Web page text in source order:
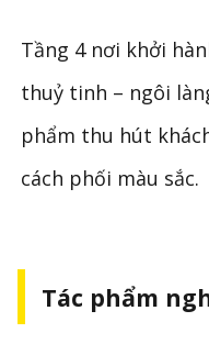
Tầng 4 nơi khởi
thuỷ tinh – ngôi
phẩm thu hút
cách phối màu sắc.
Tác phẩm